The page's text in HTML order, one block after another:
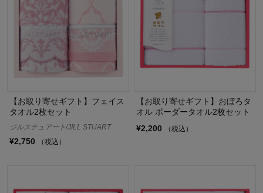
【お取り寄せギフト】フェイス
タオル2枚セット
ジルスチュアート/JILL STUART
¥2,750 （税込）
【お取り寄せギフト】おぼろタ
オル ボーダータオル2枚セット
¥2,200
（税込）